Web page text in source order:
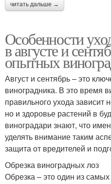
читать дальше →
Особенности
в августе и
опытных
Август и сентябрь – это
виноградника. В это время
правильного ухода зависит
но и здоровье растений в
виноградари знают, что
уделять внимание таким
защита от вредителей и
Обрезка виноградных лоз
Обрезка – это один из